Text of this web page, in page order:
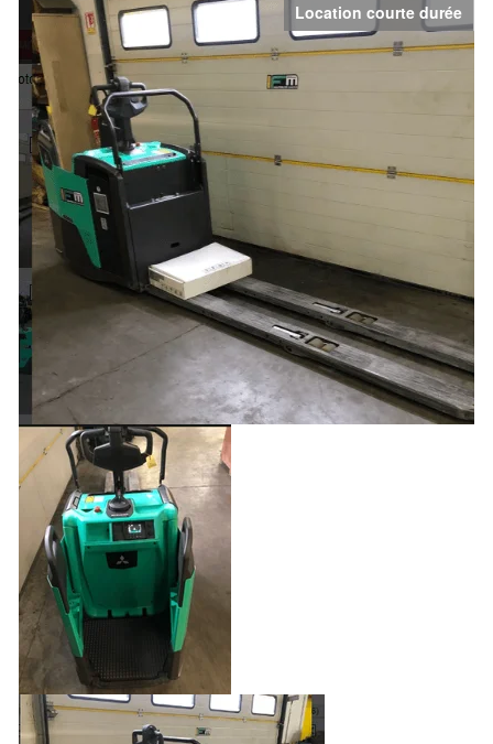
Location courte durée